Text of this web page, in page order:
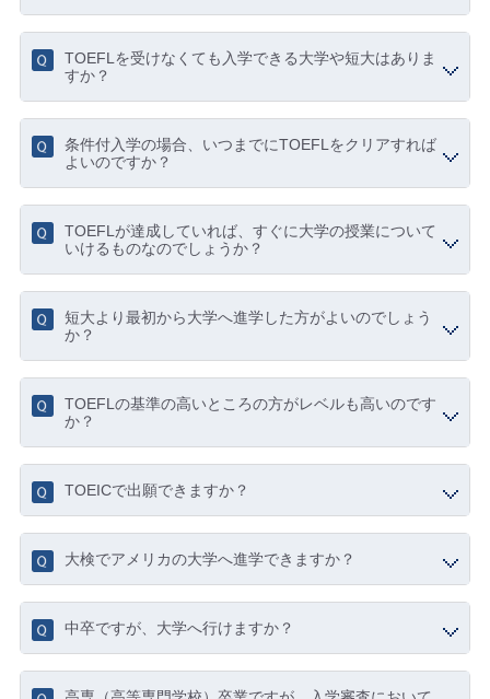
TOEFLを受けなくても入学できる大学や短大はありま
すか？
条件付入学の場合、いつまでにTOEFLをクリアすれば
よいのですか？
TOEFLが達成していれば、すぐに大学の授業について
いけるものなのでしょうか？
短大より最初から大学へ進学した方がよいのでしょう
か？
TOEFLの基準の高いところの方がレベルも高いのです
か？
TOEICで出願できますか？
大検でアメリカの大学へ進学できますか？
中卒ですが、大学へ行けますか？